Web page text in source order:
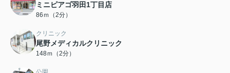
ミニピアゴ羽田1丁目店
86ｍ（2分）
クリニック
尾野メディカルクリニック
148ｍ（2分）